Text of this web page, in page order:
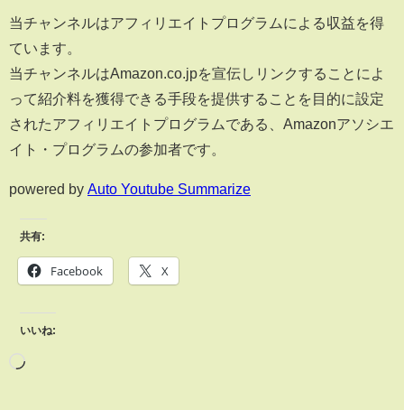
当チャンネルはアフィリエイトプログラムによる収益を得
ています。
当チャンネルはAmazon.co.jpを宣伝しリンクすることによ
って紹介料を獲得できる手段を提供することを目的に設定
されたアフィリエイトプログラムである、Amazonアソシエ
イト・プログラムの参加者です。
powered by Auto Youtube Summarize
共有:
Facebook X
いいね: